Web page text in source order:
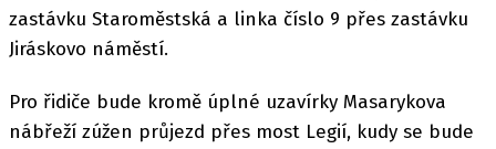
zastávku Staroměstská a linka číslo 9 přes zastávku
Jiráskovo náměstí.
Pro řidiče bude kromě úplné uzavírky Masarykova
nábřeží zúžen průjezd přes most Legií, kudy se bude